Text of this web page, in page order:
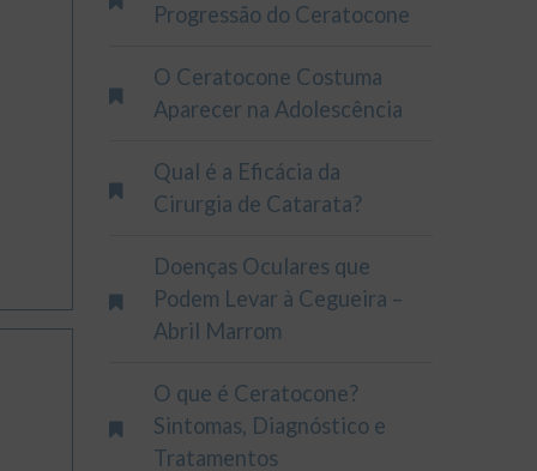
Progressão do Ceratocone
O Ceratocone Costuma
Aparecer na Adolescência
Qual é a Eficácia da
Cirurgia de Catarata?
Doenças Oculares que
Podem Levar à Cegueira –
Abril Marrom
O que é Ceratocone?
Sintomas, Diagnóstico e
Tratamentos